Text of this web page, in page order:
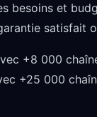
besoins et
satisfait
+8 000
+25 000